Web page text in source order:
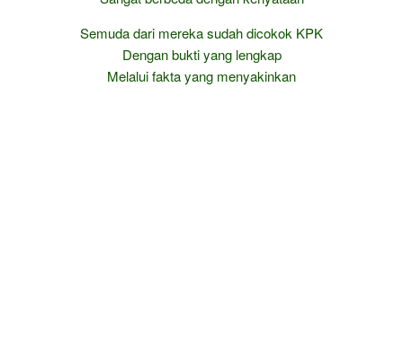
Semuda dari mereka sudah dicokok KPK
Dengan bukti yang lengkap
Melalui fakta yang menyakinkan